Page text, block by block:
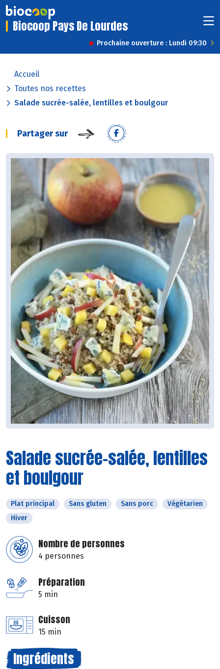
Biocoop Pays De Lourdes
Prochaine ouverture : Lundi 09:30
Accueil
Toutes nos recettes
Salade sucrée-salée, lentilles et boulgour
Partager sur
Salade sucrée-salée, lentilles
et boulgour
Plat principal Sans gluten Sans porc
Végétarien
Hiver
Nombre de personnes
4 personnes
Préparation
5 min
Cuisson
15 min
Ingrédients